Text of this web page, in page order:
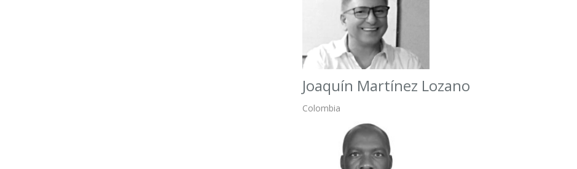
Joaquín Martínez Lozano
Colombia